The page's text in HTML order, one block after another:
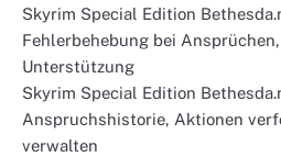
Skyrim Special Edition
Fehlerbehebung bei
Unterstützung
Skyrim Special Edition
Anspruchshistorie, Aktionen
verwalten